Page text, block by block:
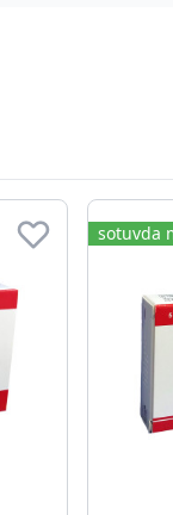
sotuvda